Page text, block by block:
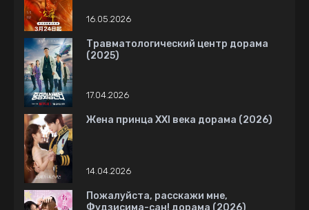
16.05.2026
Травматологический центр дорама
(2025)
17.04.2026
Жена принца XXI века дорама (2026)
14.04.2026
Пожалуйста, расскажи мне,
Фудзисима-сан! дорама (2026)